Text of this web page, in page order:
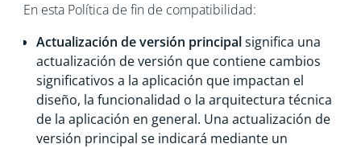
En esta Política de fin de compatibilidad:
Actualización de versión principalsignifica una
actualización de versión que contiene cambios
significativos a la aplicación que impactan el
diseño, la funcionalidad o la arquitectura técnica
de la aplicación en general. Una actualización de
versión principal se indicará mediante un